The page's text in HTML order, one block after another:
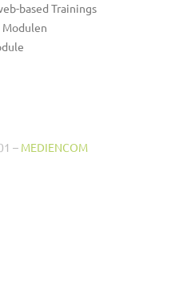
based Trainings
– MEDIENCOM